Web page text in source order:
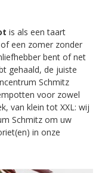
is als een taart
een zomer zonder
bent of net
gehaald, de juiste
Schmitz
voor zowel
van klein tot XXL: wij
Schmitz om uw
in onze